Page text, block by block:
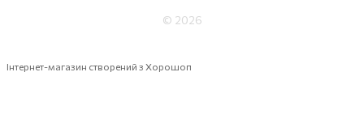
© 2026
Інтернет-магазин створений з Хорошоп